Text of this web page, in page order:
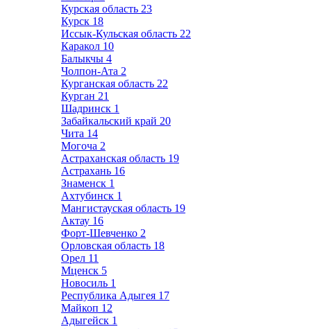
Курская область 23
Курск 18
Иссык-Кульская область 22
Каракол 10
Балыкчы 4
Чолпон-Ата 2
Курганская область 22
Курган 21
Шадринск 1
Забайкальский край 20
Чита 14
Могоча 2
Астраханская область 19
Астрахань 16
Знаменск 1
Ахтубинск 1
Мангистауская область 19
Актау 16
Форт-Шевченко 2
Орловская область 18
Орел 11
Мценск 5
Новосиль 1
Республика Адыгея 17
Майкоп 12
Адыгейск 1